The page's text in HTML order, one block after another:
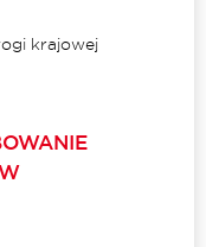
krajowej